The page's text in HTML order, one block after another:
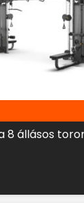
8 állásos